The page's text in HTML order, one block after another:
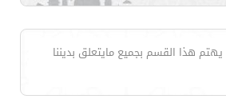
يهتم هذا القسم بجميع مايتعلق بديننا